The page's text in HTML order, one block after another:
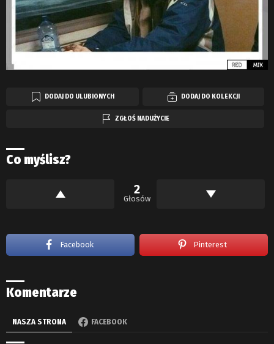
DODAJ DO ULUBIONYCH DODAJ DO KOLEKCJI
ZGŁOŚ NADUŻYCIE
Co myślisz?
2
Głosów
Facebook Pinterest
Komentarze
NASZA STRONA FACEBOOK